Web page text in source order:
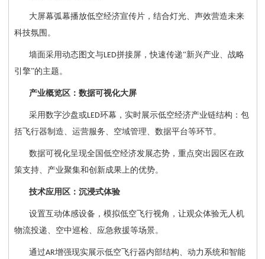
大屏幕弧幕播放低空经济宣传片，结合灯光、声效营造未来
科技氛围。
墙面采用动态图文与LED拼接屏，快速传递“新兴产业、战略
引擎”的主题。
产业概览区：数据可视化大屏
采用数字沙盘或LED环幕，实时展示低空经济产业链结构：包
括飞行器制造、运营服务、空域管理、数据平台等环节。
数据可视化呈现全国低空经济发展态势，重点突出园区在政
策支持、产业聚集和创新成果上的优势。
技术应用区：沉浸式体验
设置互动体感设备，模拟低空飞行视角，让观众体验无人机
物流投递、空中巡检、应急救援等场景。
通过AR增强现实展示低空飞行器内部结构、动力系统和智能